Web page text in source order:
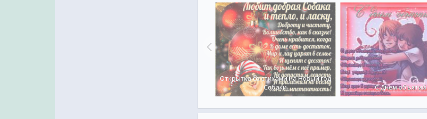
Открытка со стихами на Новый год
Собаки
С Днем объятий